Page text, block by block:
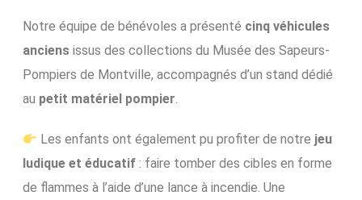
Notre équipe de bénévoles a présenté cinq véhicules
anciensissus des collections du Musée des Sapeurs-
Pompiers de Montville, accompagnés d’un stand dédié
au petit matériel pompier.
Les enfants ont également pu profiter de notre jeu
ludique et éducatif: faire tomber des cibles en forme
de flammes à l’aide d’une lance à incendie. Une